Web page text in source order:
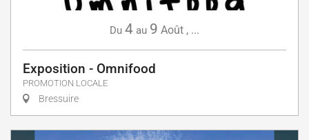
Du 4 au 9 Août , ...
Exposition - Omnifood
PROMOTION LOCALE
Bressuire